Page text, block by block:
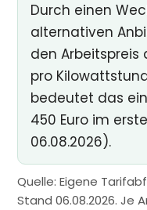
Durch einen
alternativen
den Arbeitspreis
pro
bedeutet das
450 Euro im
06.08.2026).
Quelle: Eigene
Stand 06.08.2026. Je